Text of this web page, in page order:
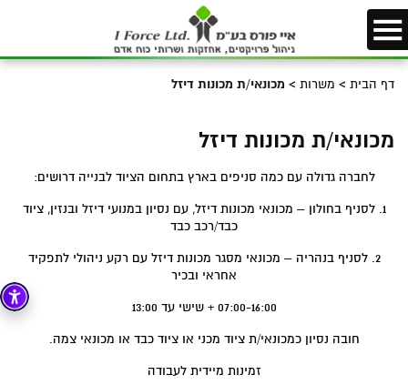
דף הבית > משרות > מכונאי/ת מכונות דיזל
מכונאי/ת מכונות דיזל
לחברה גדולה עם כמה סניפים בארץ בתחום הציוד לבנייה דרושים:
1. לסניף בחולון – מכונאי מכונות דיזל, עם נסיון במנועי דיזל ובנזין, ציוד
כבד/רכב כבד
2. לסניף בנהריה – מכונאי מסגר מכונות דיזל עם רקע ניהולי לתפקיד
אחראי ובכיר
07:00-16:00 + שישי עד 13:00
חובה נסיון כמכונאי/ת ציוד מכני או ציוד כבד או מכונאי צמה.
זמינות מיידית לעבודה